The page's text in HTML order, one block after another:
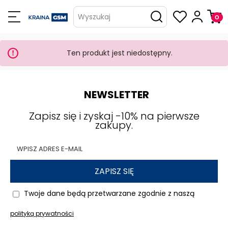
Wyszukaj
Ten produkt jest niedostępny.
NEWSLETTER
Zapisz się i zyskaj -10% na pierwsze
zakupy.
ZAPISZ SIĘ
Twoje dane będą przetwarzane zgodnie z naszą
polityką prywatności